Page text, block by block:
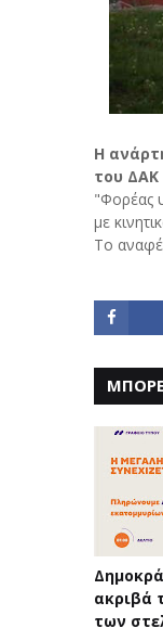
Η
του ΔΑΚ
"Φορέας
με
Το
ακριβά
των